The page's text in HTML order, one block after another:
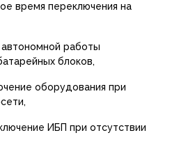
время переключения на
работы
блоков,
оборудования при
ИБП при отсутствии